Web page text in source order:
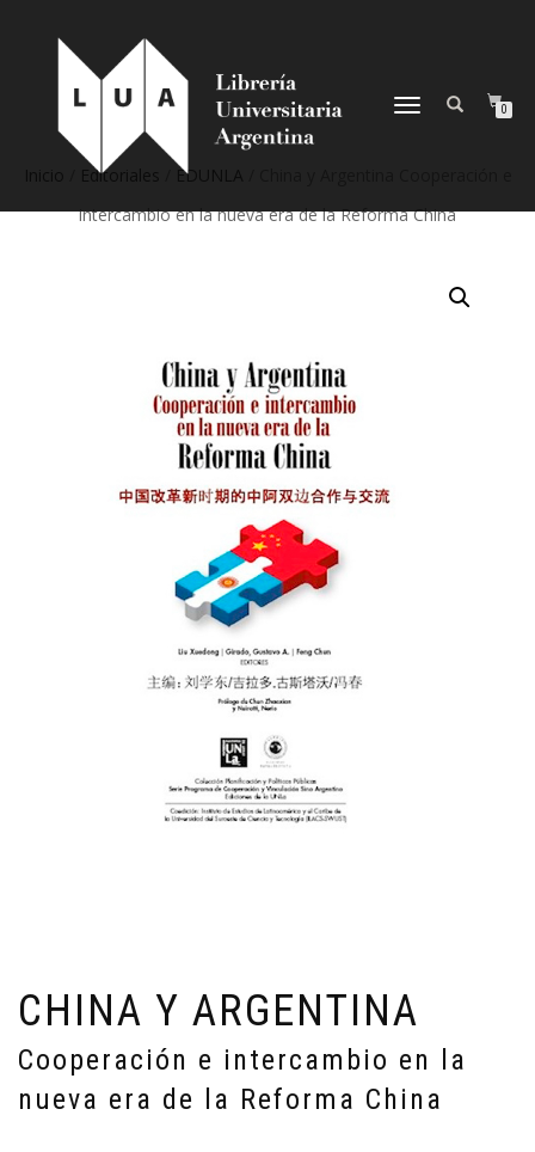
NAVEGACIÓN
0
Editoriales EDUNLA
intercambio en la nueva era de la Reforma China
CHINA Y ARGENTINA
Cooperación e intercambio en la
nueva era de la Reforma China